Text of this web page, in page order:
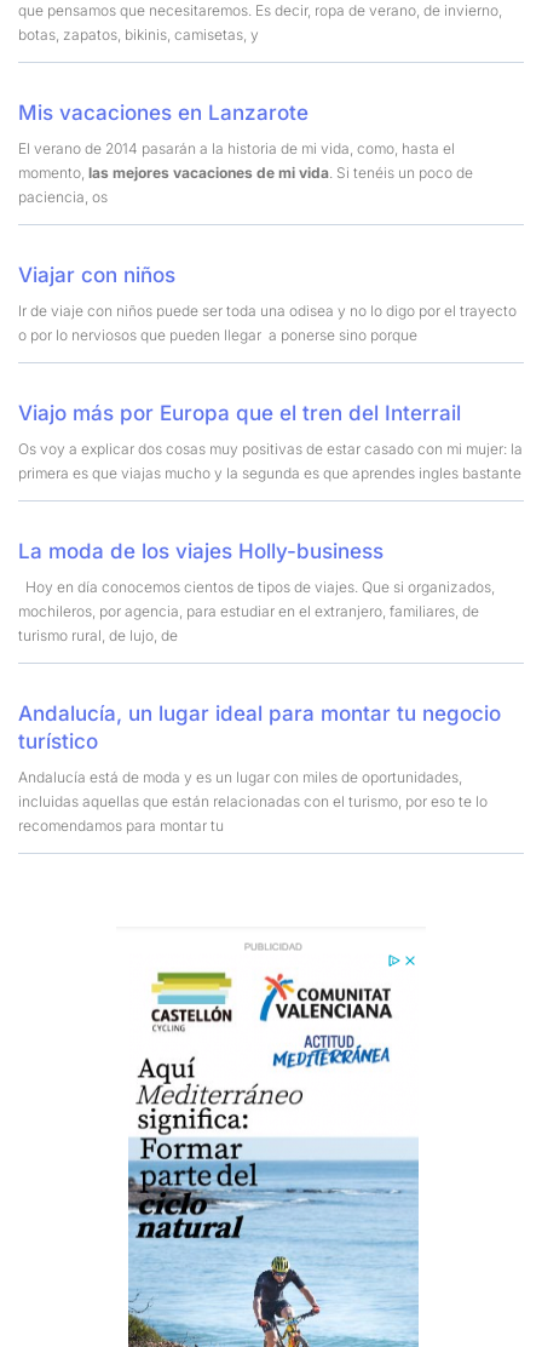
que pensamos que necesitaremos. Es decir, ropa de verano, de invierno,
botas, zapatos, bikinis, camisetas, y
Mis vacaciones en Lanzarote
El verano de 2014 pasarán a la historia de mi vida, como, hasta el
momento, las mejores vacaciones de mi vida. Si tenéis un poco de
paciencia, os
Viajar con niños
Ir de viaje con niños puede ser toda una odisea y no lo digo por el trayecto
o por lo nerviosos que pueden llegar a ponerse sino porque
Viajo más por Europa que el tren del Interrail
Os voy a explicar dos cosas muy positivas de estar casado con mi mujer: la
primera es que viajas mucho y la segunda es que aprendes ingles bastante
La moda de los viajes Holly-business
Hoy en día conocemos cientos de tipos de viajes. Que si organizados,
mochileros, por agencia, para estudiar en el extranjero, familiares, de
turismo rural, de lujo, de
Andalucía, un lugar ideal para montar tu negocio
turístico
Andalucía está de moda y es un lugar con miles de oportunidades,
incluidas aquellas que están relacionadas con el turismo, por eso te lo
recomendamos para montar tu